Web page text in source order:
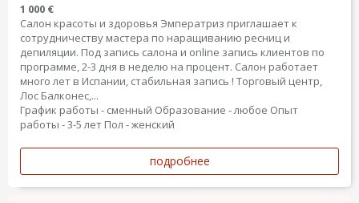
1 000 €
Салон красоты и здоровья Эмператриз приглашает к
сотрудничеству мастера по наращиванию ресниц и
депиляции. Под запись салона и online запись клиентов по
программе, 2-3 дня в неделю на процент. Салон работает
много лет в Испании, стабильная запись ! Торговый центр,
Лос Балконес,...
График работы - сменный Образование - любое Опыт
работы - 3-5 лет Пол - женский
подробнее